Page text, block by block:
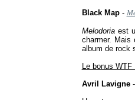
Black Map-
Melodoriaest
charmer. Mais
album de rock
Le bonus WTF
Avril Lavigne-